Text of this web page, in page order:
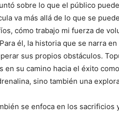
sobre lo que el público
va más allá de lo que se
cómo trabajo mi fuerza de
él, la historia que se narra
sus propios obstáculos.
en su camino hacia el éxito
sino también una
se enfoca en los